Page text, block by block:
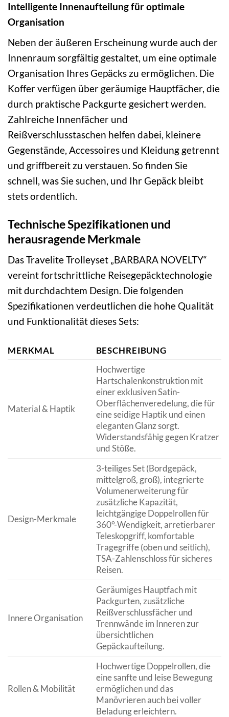
Intelligente Innenaufteilung für optimale
Organisation
Neben der äußeren Erscheinung wurde auch der
Innenraum sorgfältig gestaltet, um eine optimale
Organisation Ihres Gepäcks zu ermöglichen. Die
Koffer verfügen über geräumige Hauptfächer, die
durch praktische Packgurte gesichert werden.
Zahlreiche Innenfächer und
Reißverschlusstaschen helfen dabei, kleinere
Gegenstände, Accessoires und Kleidung getrennt
und griffbereit zu verstauen. So finden Sie
schnell, was Sie suchen, und Ihr Gepäck bleibt
stets ordentlich.
Technische Spezifikationen und
herausragende Merkmale
Das Travelite Trolleyset „BARBARA NOVELTY“
vereint fortschrittliche Reisegepäcktechnologie
mit durchdachtem Design. Die folgenden
Spezifikationen verdeutlichen die hohe Qualität
und Funktionalität dieses Sets:
MERKMAL BESCHREIBUNG
Material & Haptik
Hochwertige
Hartschalenkonstruktion mit
einer exklusiven Satin-
Oberflächenveredelung, die für
eine seidige Haptik und einen
eleganten Glanz sorgt.
Widerstandsfähig gegen Kratzer
und Stöße.
Design-Merkmale
3-teiliges Set (Bordgepäck,
mittelgroß, groß), integrierte
Volumenerweiterung für
zusätzliche Kapazität,
leichtgängige Doppelrollen für
360°-Wendigkeit, arretierbarer
Teleskopgriff, komfortable
Tragegriffe (oben und seitlich),
TSA-Zahlenschloss für sicheres
Reisen.
Innere Organisation
Geräumiges Hauptfach mit
Packgurten, zusätzliche
Reißverschlussfächer und
Trennwände im Inneren zur
übersichtlichen
Gepäckaufteilung.
Rollen & Mobilität
Hochwertige Doppelrollen, die
eine sanfte und leise Bewegung
ermöglichen und das
Manövrieren auch bei voller
Beladung erleichtern.